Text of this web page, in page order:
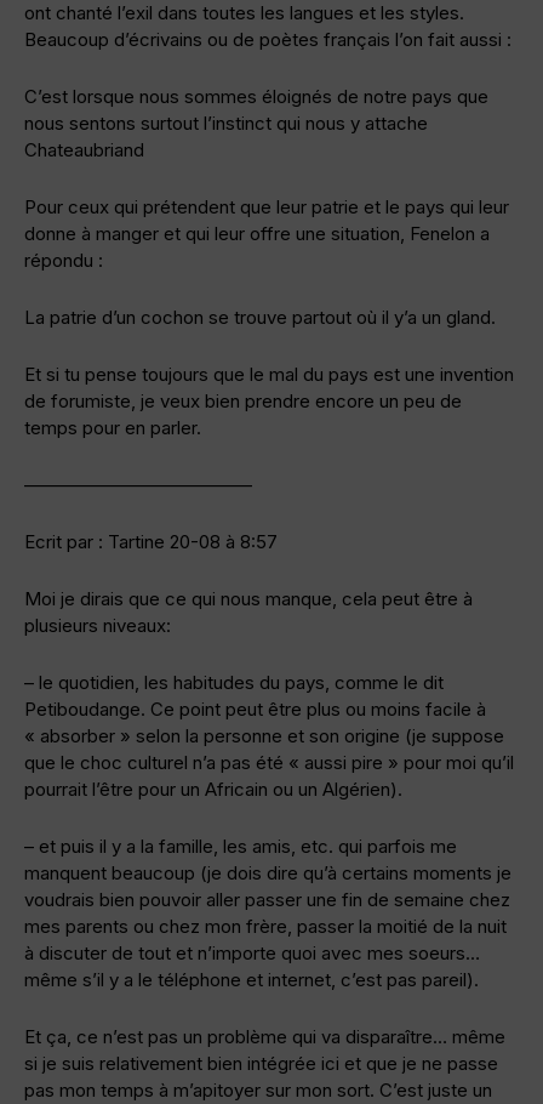
ont chanté l’exil dans toutes les langues et les styles.
Beaucoup d’écrivains ou de poètes français l’on fait aussi :
C’est lorsque nous sommes éloignés de notre pays que
nous sentons surtout l’instinct qui nous y attache
Chateaubriand
Pour ceux qui prétendent que leur patrie et le pays qui leur
donne à manger et qui leur offre une situation, Fenelon a
répondu :
La patrie d’un cochon se trouve partout où il y’a un gland.
Et si tu pense toujours que le mal du pays est une invention
de forumiste, je veux bien prendre encore un peu de
temps pour en parler.
————————————–
Ecrit par : Tartine 20-08 à 8:57
Moi je dirais que ce qui nous manque, cela peut être à
plusieurs niveaux:
– le quotidien, les habitudes du pays, comme le dit
Petiboudange. Ce point peut être plus ou moins facile à
« absorber » selon la personne et son origine (je suppose
que le choc culturel n’a pas été « aussi pire » pour moi qu’il
pourrait l’être pour un Africain ou un Algérien).
– et puis il y a la famille, les amis, etc. qui parfois me
manquent beaucoup (je dois dire qu’à certains moments je
voudrais bien pouvoir aller passer une fin de semaine chez
mes parents ou chez mon frère, passer la moitié de la nuit
à discuter de tout et n’importe quoi avec mes soeurs…
même s’il y a le téléphone et internet, c’est pas pareil).
Et ça, ce n’est pas un problème qui va disparaître… même
si je suis relativement bien intégrée ici et que je ne passe
pas mon temps à m’apitoyer sur mon sort. C’est juste un